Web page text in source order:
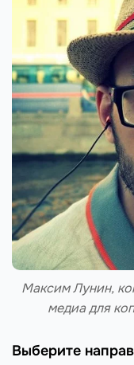
Максим Лунин,
медиа для
Выберите